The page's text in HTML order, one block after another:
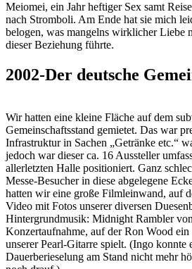
Meiomei, ein Jahr heftiger Sex samt
nach Stromboli. Am Ende hat sie mich
belogen, was mangelns wirklicher Liebe
dieser Beziehung führte.
2002-Der deutsche
Wir hatten eine kleine Fläche auf dem
Gemeinschaftsstand gemietet. Das war
Infrastruktur in Sachen „Getränke etc.“
jedoch war dieser ca. 16 Aussteller
allerletzten Halle positioniert. Ganz
Messe-Besucher in diese abgelegene
hatten wir eine große Filmleinwand, auf
Video mit Fotos unserer diversen
Hintergrundmusik: Midnight Rambler
Konzertaufnahme, auf der Ron Wood ein
unserer Pearl-Gitarre spielt. (Ingo konnte
Dauerberieselung am Stand nicht mehr